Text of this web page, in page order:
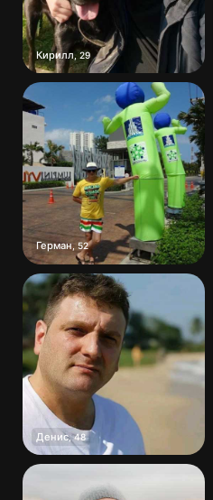
Кирилл, 29
Герман 52
Денис,48